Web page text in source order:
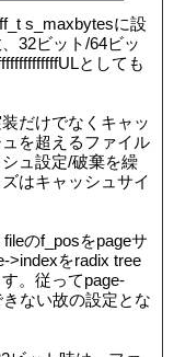
s_maxbytesに設
32ビット/64ビッ
としても
だけでなくキャッ
を超えるファイル
ュ設定/破棄を繰
はキャッシュサイ
のf_posをpageサ
>indexをradix tree
。従ってpage-
ない故の設定とな